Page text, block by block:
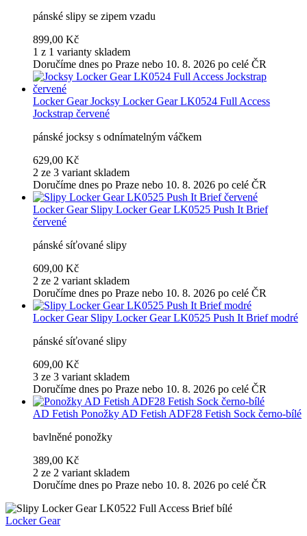
pánské slipy se zipem vzadu
899,00 Kč
1 z 1 varianty skladem
Doručíme dnes po Praze nebo 10. 8. 2026 po celé ČR
Locker Gear Jocksy Locker Gear LK0524 Full Access
Jockstrap červené
pánské jocksy s odnímatelným váčkem
629,00 Kč
2 ze 3 variant skladem
Doručíme dnes po Praze nebo 10. 8. 2026 po celé ČR
Locker Gear Slipy Locker Gear LK0525 Push It Brief
červené
pánské síťované slipy
609,00 Kč
2 ze 2 variant skladem
Doručíme dnes po Praze nebo 10. 8. 2026 po celé ČR
Locker Gear Slipy Locker Gear LK0525 Push It Brief modré
pánské síťované slipy
609,00 Kč
3 ze 3 variant skladem
Doručíme dnes po Praze nebo 10. 8. 2026 po celé ČR
AD Fetish Ponožky AD Fetish ADF28 Fetish Sock černo-bílé
bavlněné ponožky
389,00 Kč
2 ze 2 variant skladem
Doručíme dnes po Praze nebo 10. 8. 2026 po celé ČR
Locker Gear